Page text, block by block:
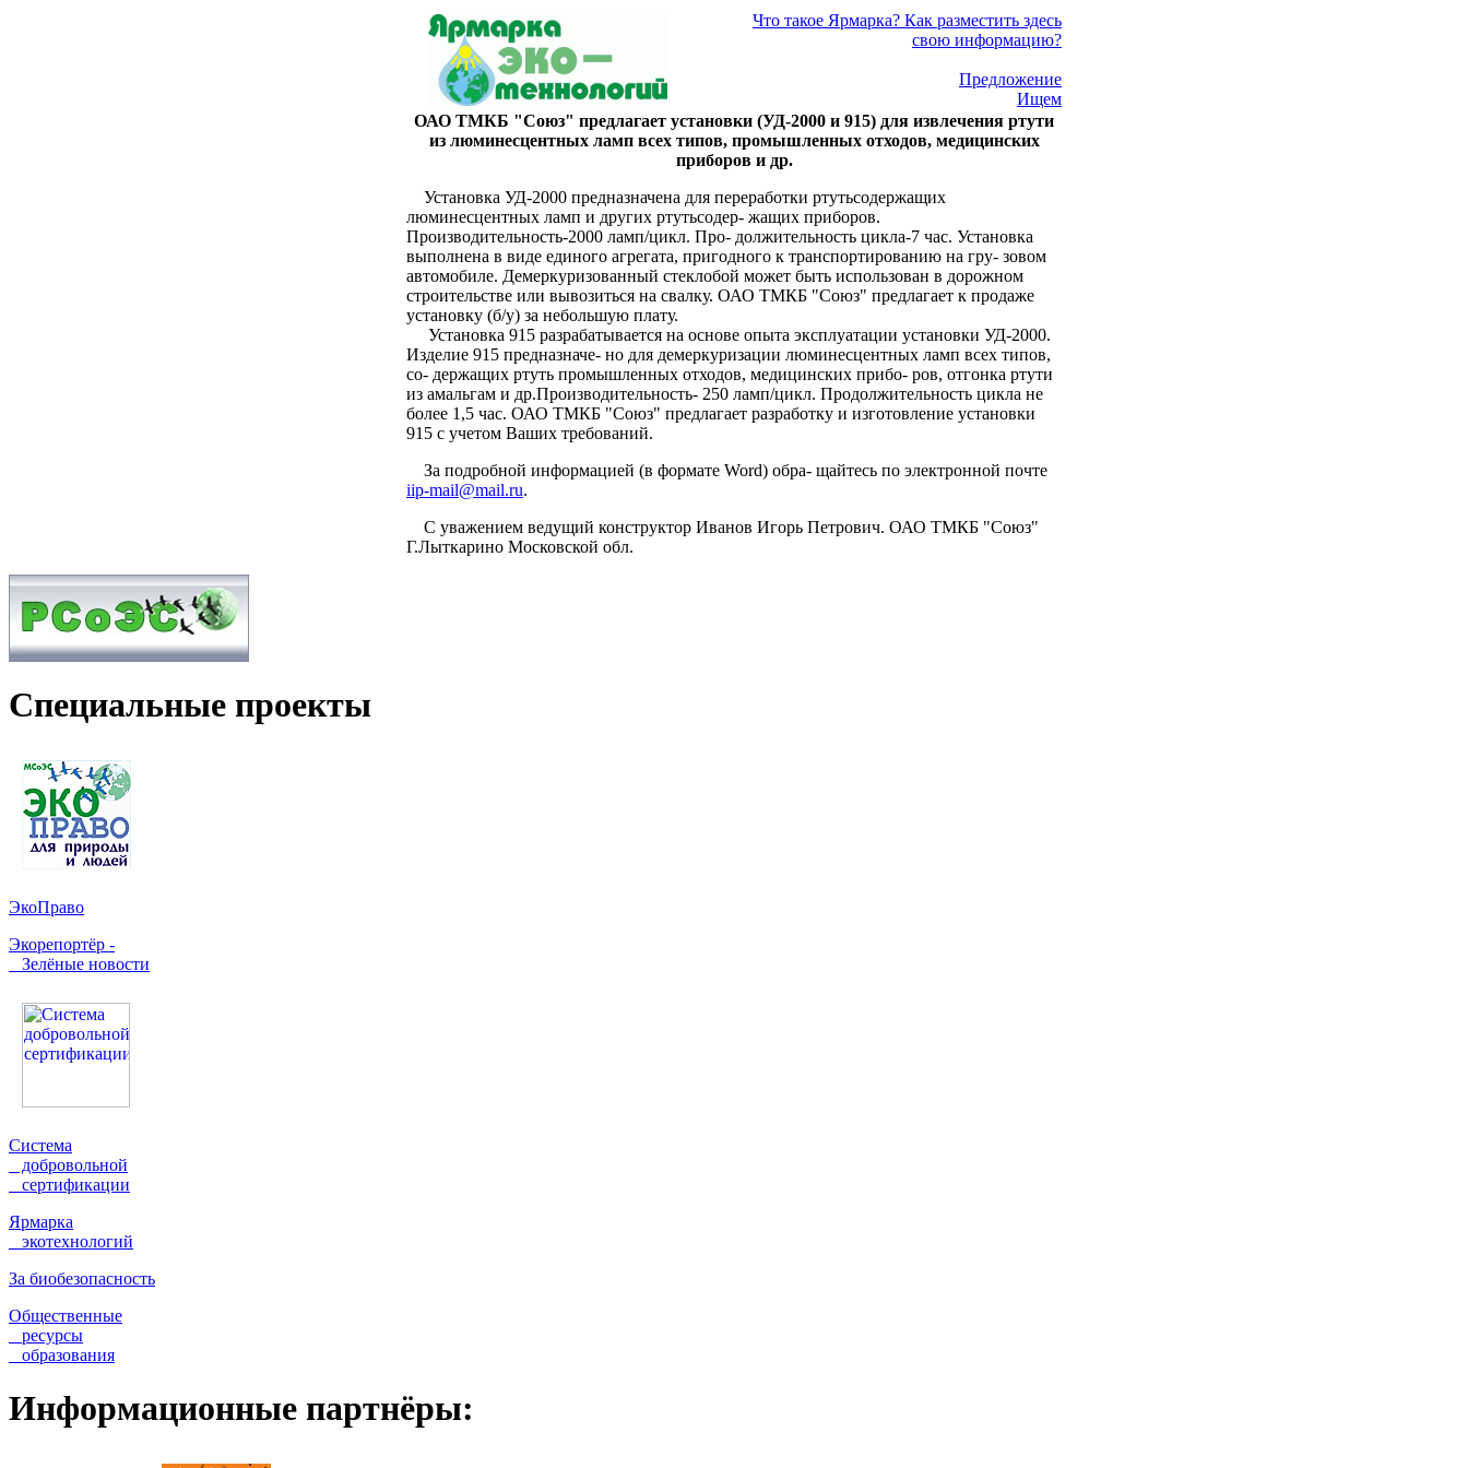
Что такое Ярмарка? Как разместить здесь
свою информацию?
Предложение
Ищем
ОАО ТМКБ "Союз" предлагает установки (УД-2000 и 915) для извлечения ртути
из люминесцентных ламп всех типов, промышленных отходов, медицинских
приборов и др.
Установка УД-2000 предназначена для переработки ртутьсодержащих
люминесцентных ламп и других ртутьсодер- жащих приборов.
Производительность-2000 ламп/цикл. Про- должительность цикла-7 час. Установка
выполнена в виде единого агрегата, пригодного к транспортированию на гру- зовом
автомобиле. Демеркуризованный стеклобой может быть использован в дорожном
строительстве или вывозиться на свалку. ОАО ТМКБ "Союз" предлагает к продаже
установку (б/у) за небольшую плату.
Установка 915 разрабатывается на основе опыта эксплуатации установки УД-2000.
Изделие 915 предназначе- но для демеркуризации люминесцентных ламп всех типов,
со- держащих ртуть промышленных отходов, медицинских прибо- ров, отгонка ртути
из амальгам и др.Производительность- 250 ламп/цикл. Продолжительность цикла не
более 1,5 час. ОАО ТМКБ "Союз" предлагает разработку и изготовление установки
915 с учетом Ваших требований.
За подробной информацией (в формате Word) обра- щайтесь по электронной почте
iip-mail@mail.ru.
С уважением ведущий конструктор Иванов Игорь Петрович. ОАО ТМКБ "Союз"
Г.Лыткарино Московской обл.
Специальные проекты
ЭкоПраво
Экорепортёр -
Зелёные новости
Система
добровольной
сертификации
Ярмарка
экотехнологий
За биобезопасность
Общественные
ресурсы
образования
Информационные партнёры: